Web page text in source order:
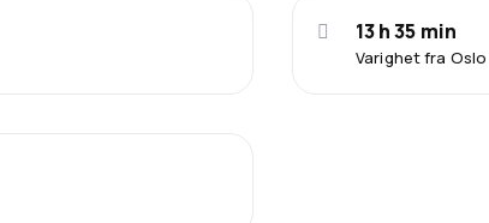
Varighet fra Oslo
13 h 35 min